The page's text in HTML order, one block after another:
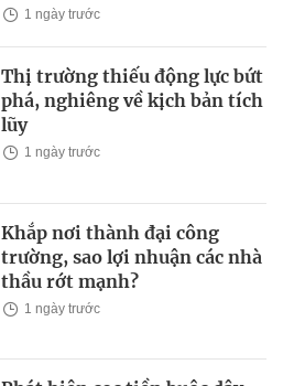
1 ngày trước
Thị trường thiếu động lực bứt
phá, nghiêng về kịch bản tích
lũy
1 ngày trước
Khắp nơi thành đại công
trường, sao lợi nhuận các nhà
thầu rớt mạnh?
1 ngày trước